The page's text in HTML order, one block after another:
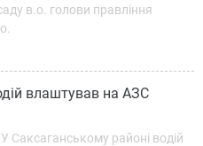
в.о. голови правління
влаштував на АЗС
районі водій